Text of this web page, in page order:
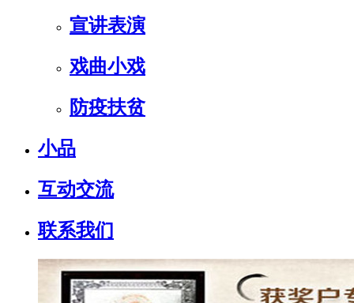
宣讲表演
戏曲小戏
防疫扶贫
小品
互动交流
联系我们